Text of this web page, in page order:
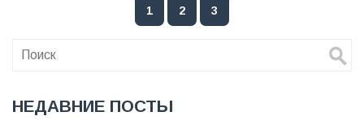
на покупку домена именно в его ситуации.
1 2 3
НЕДАВНИЕ ПОСТЫ